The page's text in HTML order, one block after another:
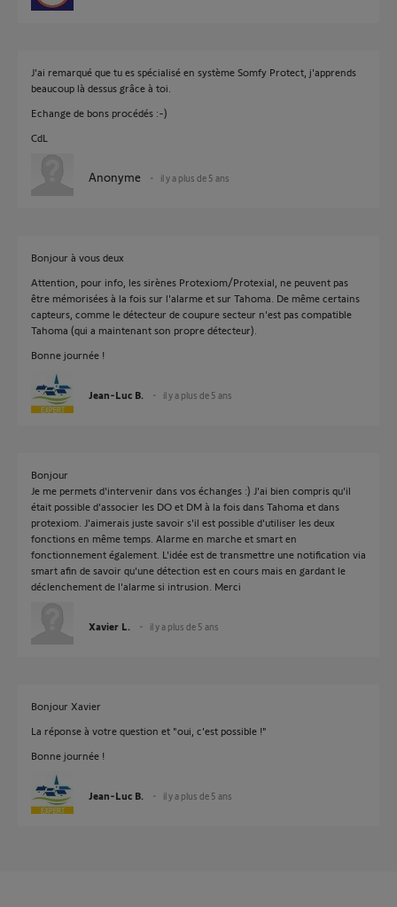
J'ai remarqué que tu es spécialisé en système Somfy Protect, j'apprends
beaucoup là dessus grâce à toi.
Echange de bons procédés :-)
CdL
Anonyme il y a plus de 5 ans
Bonjour à vous deux
Attention, pour info, les sirènes Protexiom/Protexial, ne peuvent pas
être mémorisées à la fois sur l'alarme et sur Tahoma. De même certains
capteurs, comme le détecteur de coupure secteur n'est pas compatible
Tahoma (qui a maintenant son propre détecteur).
Bonne journée !
Jean-Luc B. il y a plus de 5 ans
Bonjour
Je me permets d'intervenir dans vos échanges :) J'ai bien compris qu'il
était possible d'associer les DO et DM à la fois dans Tahoma et dans
protexiom. J'aimerais juste savoir s'il est possible d'utiliser les deux
fonctions en même temps. Alarme en marche et smart en
fonctionnement également. L'idée est de transmettre une notification via
smart afin de savoir qu'une détection est en cours mais en gardant le
déclenchement de l'alarme si intrusion. Merci
Xavier L. il y a plus de 5 ans
Bonjour Xavier
La réponse à votre question et "oui, c'est possible !"
Bonne journée !
Jean-Luc B. il y a plus de 5 ans